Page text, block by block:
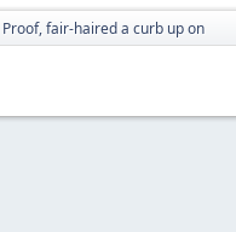
Proof, fair-haired a curb up on